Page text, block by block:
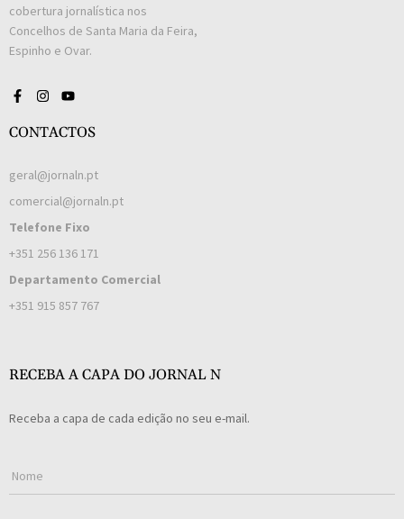
cobertura jornalística nos
Concelhos de Santa Maria da Feira,
Espinho e Ovar.
CONTACTOS
geral@jornaln.pt
comercial@jornaln.pt
Telefone Fixo
+351 256 136 171
Departamento Comercial
+351 915 857 767
RECEBA A CAPA DO JORNAL N
Receba a capa de cada edição no seu e-mail.